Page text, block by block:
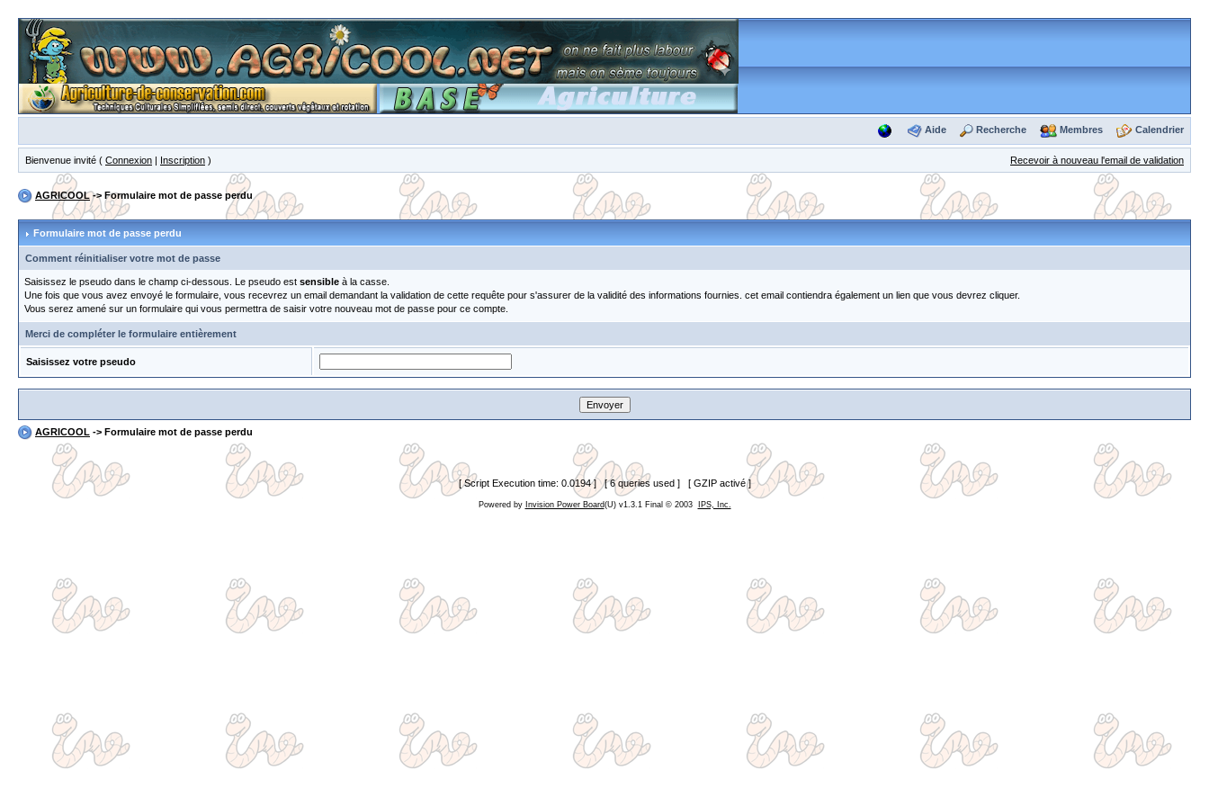
Aide Recherche Membres Calendrier
Bienvenue invité ( Connexion | Inscription ) Recevoir à nouveau l'email de validation
AGRICOOL-> Formulaire mot de passe perdu
Formulaire mot de passe perdu
Comment réinitialiser votre mot de passe
Saisissez le pseudo dans le champ ci-dessous. Le pseudo est sensible à la casse.
Une fois que vous avez envoyé le formulaire, vous recevrez un email demandant la validation de cette requête pour s'assurer de la validité des informations fournies. cet email contiendra également un lien que vous devrez cliquer.
Vous serez amené sur un formulaire qui vous permettra de saisir votre nouveau mot de passe pour ce compte.
Merci de compléter le formulaire entièrement
Saisissez votre pseudo
AGRICOOL -> Formulaire mot de passe perdu
[ Script Execution time: 0.0194 ] [ 6 queries used ] [ GZIP activé ]
Powered by Invision Power Board(U) v1.3.1 Final © 2003 IPS, Inc.